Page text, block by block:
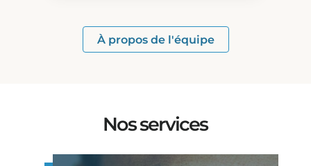
À propos de l'équipe
Nos services